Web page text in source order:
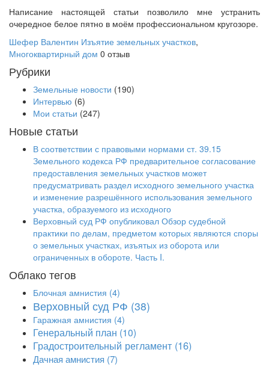
Написание настоящей статьи позволило мне устранить
очередное белое пятно в моём профессиональном кругозоре.
Шефер Валентин Изъятие земельных участков,
Многоквартирный дом 0 отзыв
Рубрики
Земельные новости (190)
Интервью (6)
Мои статьи (247)
Новые статьи
В соответствии с правовыми нормами ст. 39.15
Земельного кодекса РФ предварительное согласование
предоставления земельных участков может
предусматривать раздел исходного земельного участка
и изменение разрешённого использования земельного
участка, образуемого из исходного
Верховный суд РФ опубликовал Обзор судебной
практики по делам, предметом которых являются споры
о земельных участках, изъятых из оборота или
ограниченных в обороте. Часть I.
Облако тегов
Блочная амнистия (4)
Верховный суд РФ (38)
Гаражная амнистия (4)
Генеральный план (10)
Градостроительный регламент (16)
Дачная амнистия (7)